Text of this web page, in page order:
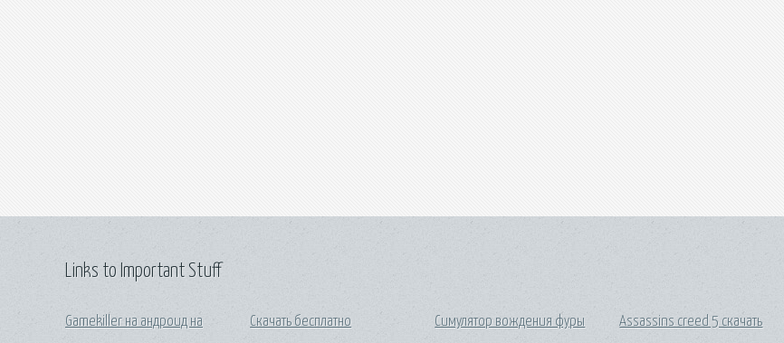
Links to Important Stuff
Gamekiller на андроид на
Скачать бесплатно
Симулятор вождения фуры
Assassins creed 5 скачать